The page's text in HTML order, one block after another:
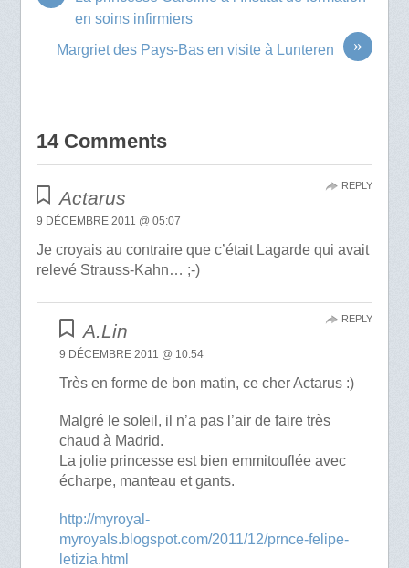
en soins infirmiers
»
Margriet des Pays-Bas en visite à Lunteren
14 Comments
Actarus
9 DÉCEMBRE 2011 @ 05:07
Je croyais au contraire que c’était Lagarde qui avait
relevé Strauss-Kahn… ;-)
REPLY
A.Lin
9 DÉCEMBRE 2011 @ 10:54
Très en forme de bon matin, ce cher Actarus :)
Malgré le soleil, il n’a pas l’air de faire très
chaud à Madrid.
La jolie princesse est bien emmitouflée avec
écharpe, manteau et gants.
http://myroyal-
myroyals.blogspot.com/2011/12/prnce-felipe-
letizia.html
REPLY